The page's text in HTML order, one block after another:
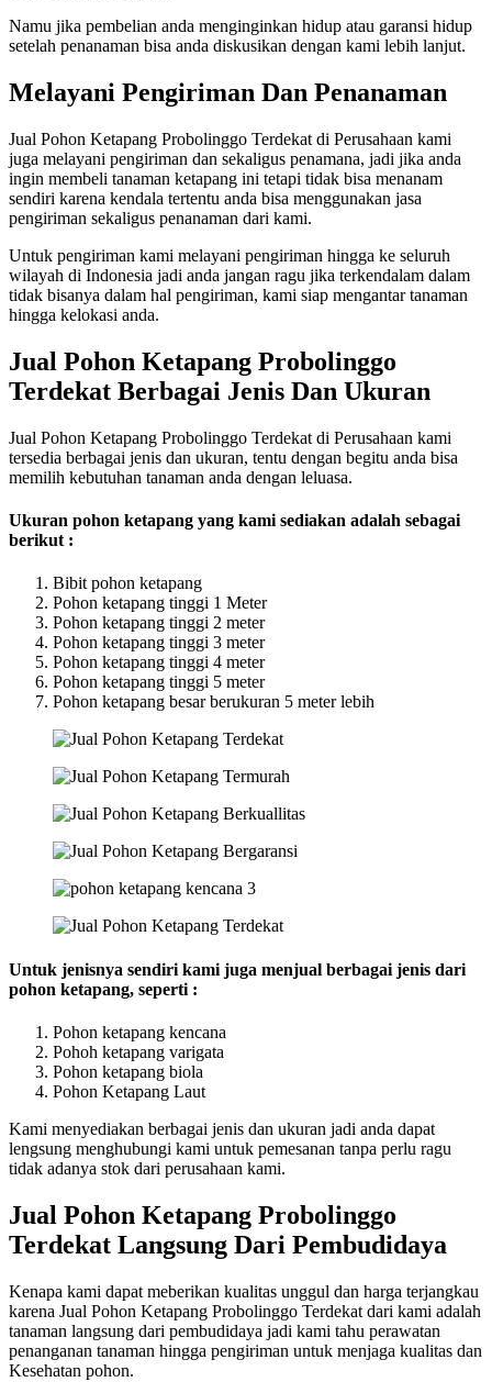
Namu jika pembelian anda menginginkan hidup atau garansi hidup
setelah penanaman bisa anda diskusikan dengan kami lebih lanjut.
Melayani Pengiriman Dan Penanaman
Jual Pohon Ketapang Probolinggo Terdekat di Perusahaan kami
juga melayani pengiriman dan sekaligus penamana, jadi jika anda
ingin membeli tanaman ketapang ini tetapi tidak bisa menanam
sendiri karena kendala tertentu anda bisa menggunakan jasa
pengiriman sekaligus penanaman dari kami.
Untuk pengiriman kami melayani pengiriman hingga ke seluruh
wilayah di Indonesia jadi anda jangan ragu jika terkendalam dalam
tidak bisanya dalam hal pengiriman, kami siap mengantar tanaman
hingga kelokasi anda.
Jual Pohon Ketapang Probolinggo
Terdekat Berbagai Jenis Dan Ukuran
Jual Pohon Ketapang Probolinggo Terdekat di Perusahaan kami
tersedia berbagai jenis dan ukuran, tentu dengan begitu anda bisa
memilih kebutuhan tanaman anda dengan leluasa.
Ukuran pohon ketapang yang kami sediakan adalah sebagai
berikut :
Bibit pohon ketapang
Pohon ketapang tinggi 1 Meter
Pohon ketapang tinggi 2 meter
Pohon ketapang tinggi 3 meter
Pohon ketapang tinggi 4 meter
Pohon ketapang tinggi 5 meter
Pohon ketapang besar berukuran 5 meter lebih
Untuk jenisnya sendiri kami juga menjual berbagai jenis dari
pohon ketapang, seperti :
Pohon ketapang kencana
Pohoh ketapang varigata
Pohon ketapang biola
Pohon Ketapang Laut
Kami menyediakan berbagai jenis dan ukuran jadi anda dapat
lengsung menghubungi kami untuk pemesanan tanpa perlu ragu
tidak adanya stok dari perusahaan kami.
Jual Pohon Ketapang Probolinggo
Terdekat Langsung Dari Pembudidaya
Kenapa kami dapat meberikan kualitas unggul dan harga terjangkau
karena Jual Pohon Ketapang Probolinggo Terdekat dari kami adalah
tanaman langsung dari pembudidaya jadi kami tahu perawatan
penanganan tanaman hingga pengiriman untuk menjaga kualitas dan
Kesehatan pohon.